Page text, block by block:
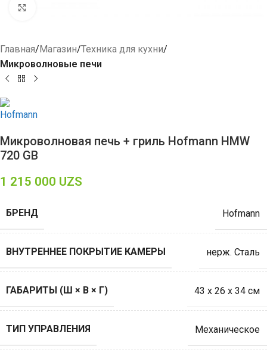
Главная Магазин Техника для кухни
Микроволновые печи
Микроволновая печь + гриль Hofmann HMW
720 GB
1 215 000 UZS
БРЕНД Hofmann
ВНУТРЕННЕЕ ПОКРЫТИЕ КАМЕРЫ нерж. Сталь
ГАБАРИТЫ (Ш × В × Г) 43 х 26 х 34 см
ТИП УПРАВЛЕНИЯ Механическое